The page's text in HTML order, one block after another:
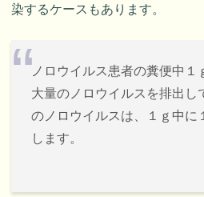
染するケースもあります。
ノロウイルス患者の糞便中
大量のノロウイルスを排出し
のノロウイルスは、１ｇ中に
します。